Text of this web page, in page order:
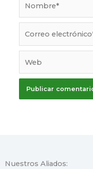
electrónico*
Nuestros Aliados: